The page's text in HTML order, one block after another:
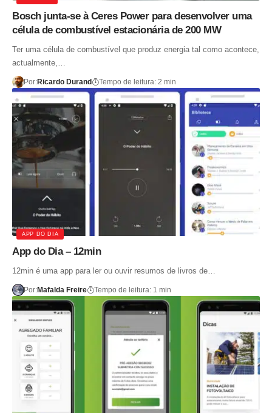
Bosch junta-se à Ceres Power para desenvolver uma
célula de combustível estacionária de 200 MW
Ter uma célula de combustível que produz energia tal como acontece,
actualmente,…
Por:Ricardo Durand Tempo de leitura: 2 min
APP DO DIA
App do Dia – 12min
12min é uma app para ler ou ouvir resumos de livros de…
Por:Mafalda Freire Tempo de leitura: 1 min